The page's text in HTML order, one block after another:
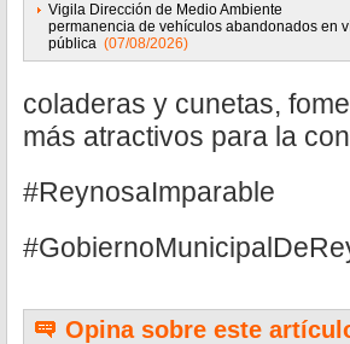
Vigila Dirección de Medio Ambiente
permanencia de vehículos abandonados en
pública (07/08/2026)
coladeras y cunetas,
más atractivos para la
#ReynosaImparable
Opina sobre este